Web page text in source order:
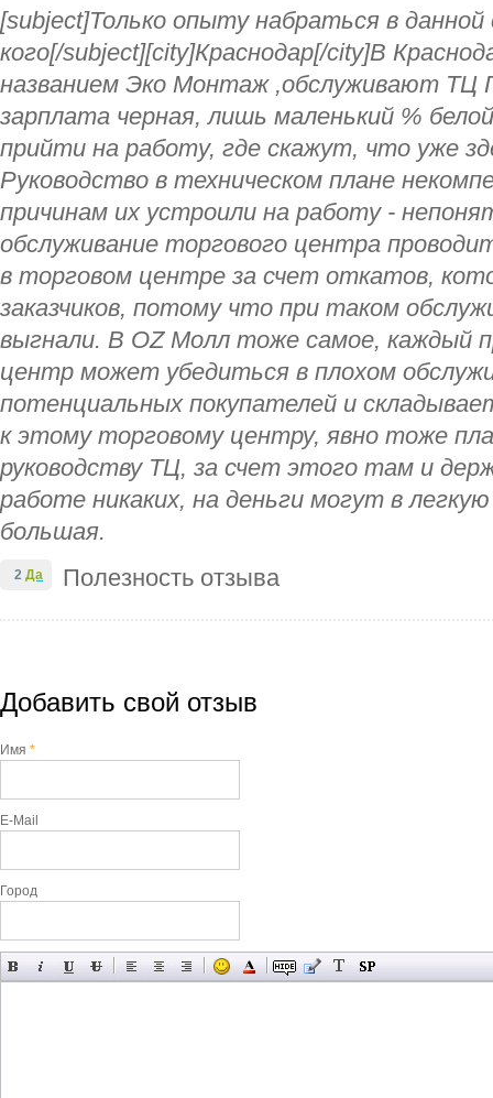
[subject]Только опыту набраться в
кого[/subject][city]Краснодар[/city]В
названием Эко Монтаж ,обслуживают ТЦ
зарплата черная, лишь маленький %
прийти на работу, где скажут, что уже
Руководство в техническом плане
причинам их устроили на работу -
обслуживание торгового центра
в торговом центре за счет откатов,
заказчиков, потому что при таком
выгнали. В OZ Молл тоже самое, каждый
центр может убедиться в плохом
потенциальных покупателей и
к этому торговому центру, явно тоже
руководству ТЦ, за счет этого там и
работе никаких, на деньги могут в
большая.
Полезность отзыва
2 Да
Добавить свой отзыв
Имя *
E-Mail
Город